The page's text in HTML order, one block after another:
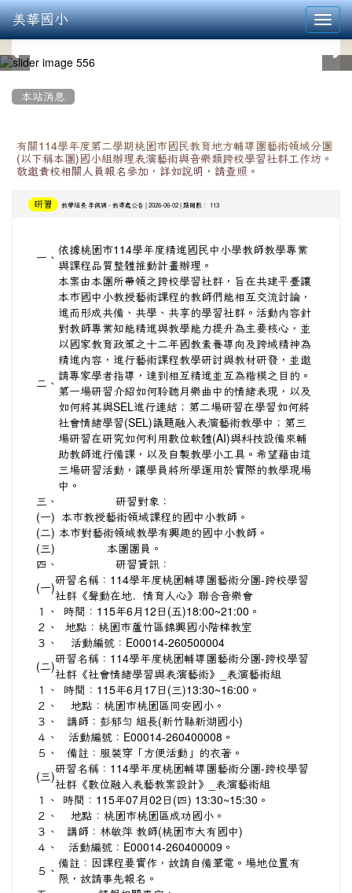
美華國小
本站消息
有關114學年度第二學期桃園市國民教育地方輔導團藝術領域分團
(以下稱本團)國小組辦理表演藝術與音樂類跨校學習社群工作坊。
敬邀貴校相關人員報名參加，詳如說明，請查照。
研習 教學組長 李佩穎 - 教導處公告 | 2026-06-02 | 點閱數： 113
一、 依據桃園市114學年度精進國民中小學教師教學專業
與課程品質整體推動計畫辦理。
二、
本案由本團所帶領之跨校學習社群，旨在共建平臺讓
本市國中小教授藝術課程的教師們能相互交流討論，
進而形成共備、共學、共享的學習社群。活動內容針
對教師專業知能精進與教學能力提升為主要核心，並
以國家教育政策之十二年國教素養導向及跨域精神為
精進內容，進行藝術課程教學研討與教材研發，並邀
請專家學者指導，達到相互精進並互為楷模之目的。
第一場研習介紹如何聆聽月樂曲中的情緒表現，以及
如何將其與SEL進行連結；第二場研習在學習如何將
社會情緒學習(SEL)議題融入表演藝術教學中；第三
場研習在研究如何利用數位軟體(AI)與科技設備來輔
助教師進行備課，以及自製教學小工具。希望藉由這
三場研習活動，讓學員將所學運用於實際的教學現場
中。
三、
研習對象：
(一) 本市教授藝術領域課程的國中小教師。
(二) 本市對藝術領域教學有興趣的國中小教師。
(三)
本團團員。
四、
研習資訊：
(一)研習名稱：114學年度桃園輔導團藝術分團-跨校學習
社群《聲動在地．情育人心》聯合音樂會
１、
時間：115年6月12日(五)18:00~21:00。
２、
地點：桃園市蘆竹區錦興國小階梯教室
３、
活動編號：E00014-260500004
(二)研習名稱：114學年度桃園輔導團藝術分團-跨校學習
社群《社會情緒學習與表演藝術》_表演藝術組
１、
時間：115年6月17日(三)13:30~16:00。
２、
地點：桃園市桃園區同安國小。
３、
講師：彭郁勻 組長(新竹縣新湖國小)
４、
活動編號：E00014-260400008。
５、
備註：服裝穿「方便活動」的衣著。
(三)研習名稱：114學年度桃園輔導團藝術分團-跨校學習
社群《數位融入表藝教案設計》_表演藝術組
１、 時間：115年07月02日(四) 13:30~15:30。
２、
地點：桃園市桃園區成功國小。
３、
講師：林敏萍 教師(桃園市大有國中)
４、
活動編號：E00014-260400009。
５、 備註：因課程要實作，故請自備筆電。場地位置有
限，故請事先報名。